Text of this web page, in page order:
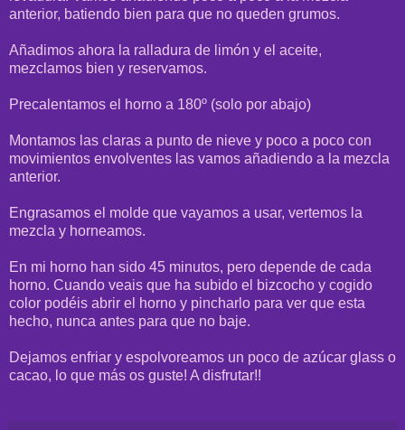
anterior, batiendo bien para que no queden grumos.
Añadimos ahora la ralladura de limón y el aceite,
mezclamos bien y reservamos.
Precalentamos el horno a 180º (solo por abajo)
Montamos las claras a punto de nieve y poco a poco con
movimientos envolventes las vamos añadiendo a la mezcla
anterior.
Engrasamos el molde que vayamos a usar, vertemos la
mezcla y horneamos.
En mi horno han sido 45 minutos, pero depende de cada
horno. Cuando veais que ha subido el bizcocho y cogido
color podéis abrir el horno y pincharlo para ver que esta
hecho, nunca antes para que no baje.
Dejamos enfriar y espolvoreamos un poco de azúcar glass o
cacao, lo que más os guste! A disfrutar!!